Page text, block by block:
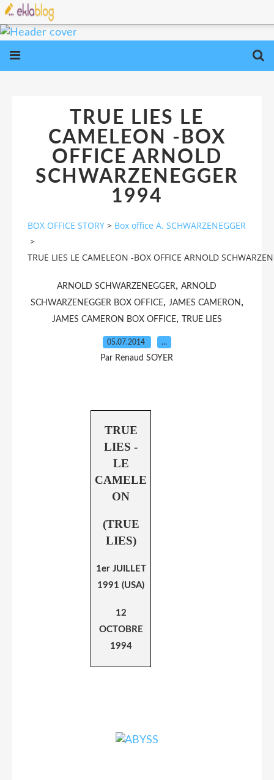
TRUE LIES LE
CAMELEON -BOX
OFFICE ARNOLD
SCHWARZENEGGER
1994
BOX OFFICE STORY > Box office A. SCHWARZENEGGER
>
TRUE LIES LE CAMELEON -BOX OFFICE ARNOLD
ARNOLD SCHWARZENEGGER,ARNOLD
SCHWARZENEGGER BOX OFFICE, JAMES CAMERON ,
JAMES CAMERON BOX OFFICE, TRUE LIES
05.07.2014 …
Par Renaud SOYER
TRUE
LIES -
LE
CAMELE
ON
(TRUE
LIES)
1er JUILLET
1991 (USA)
12
OCTOBRE
1994